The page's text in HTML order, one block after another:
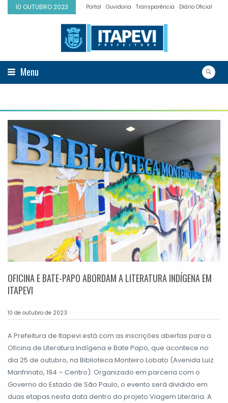
10 OUTUBRO 2023 Portal Ouvidoria Transparência Diário Oficial
Menu
OFICINA E BATE-PAPO ABORDAM A LITERATURA INDÍGENA EM
ITAPEVI
10 de outubro de 2023
A Prefeitura de Itapevi está com as inscrições abertas para a
Oficina de Literatura Indígena e Bate Papo, que acontece no
dia 25 de outubro, na Biblioteca Monteiro Lobato (Avenida Luiz
Manfrinato, 194 – Centro). Organizado em parceria com o
Governo do Estado de São Paulo, o evento será dividido em
duas etapas nesta data dentro do projeto Viagem Literária. A